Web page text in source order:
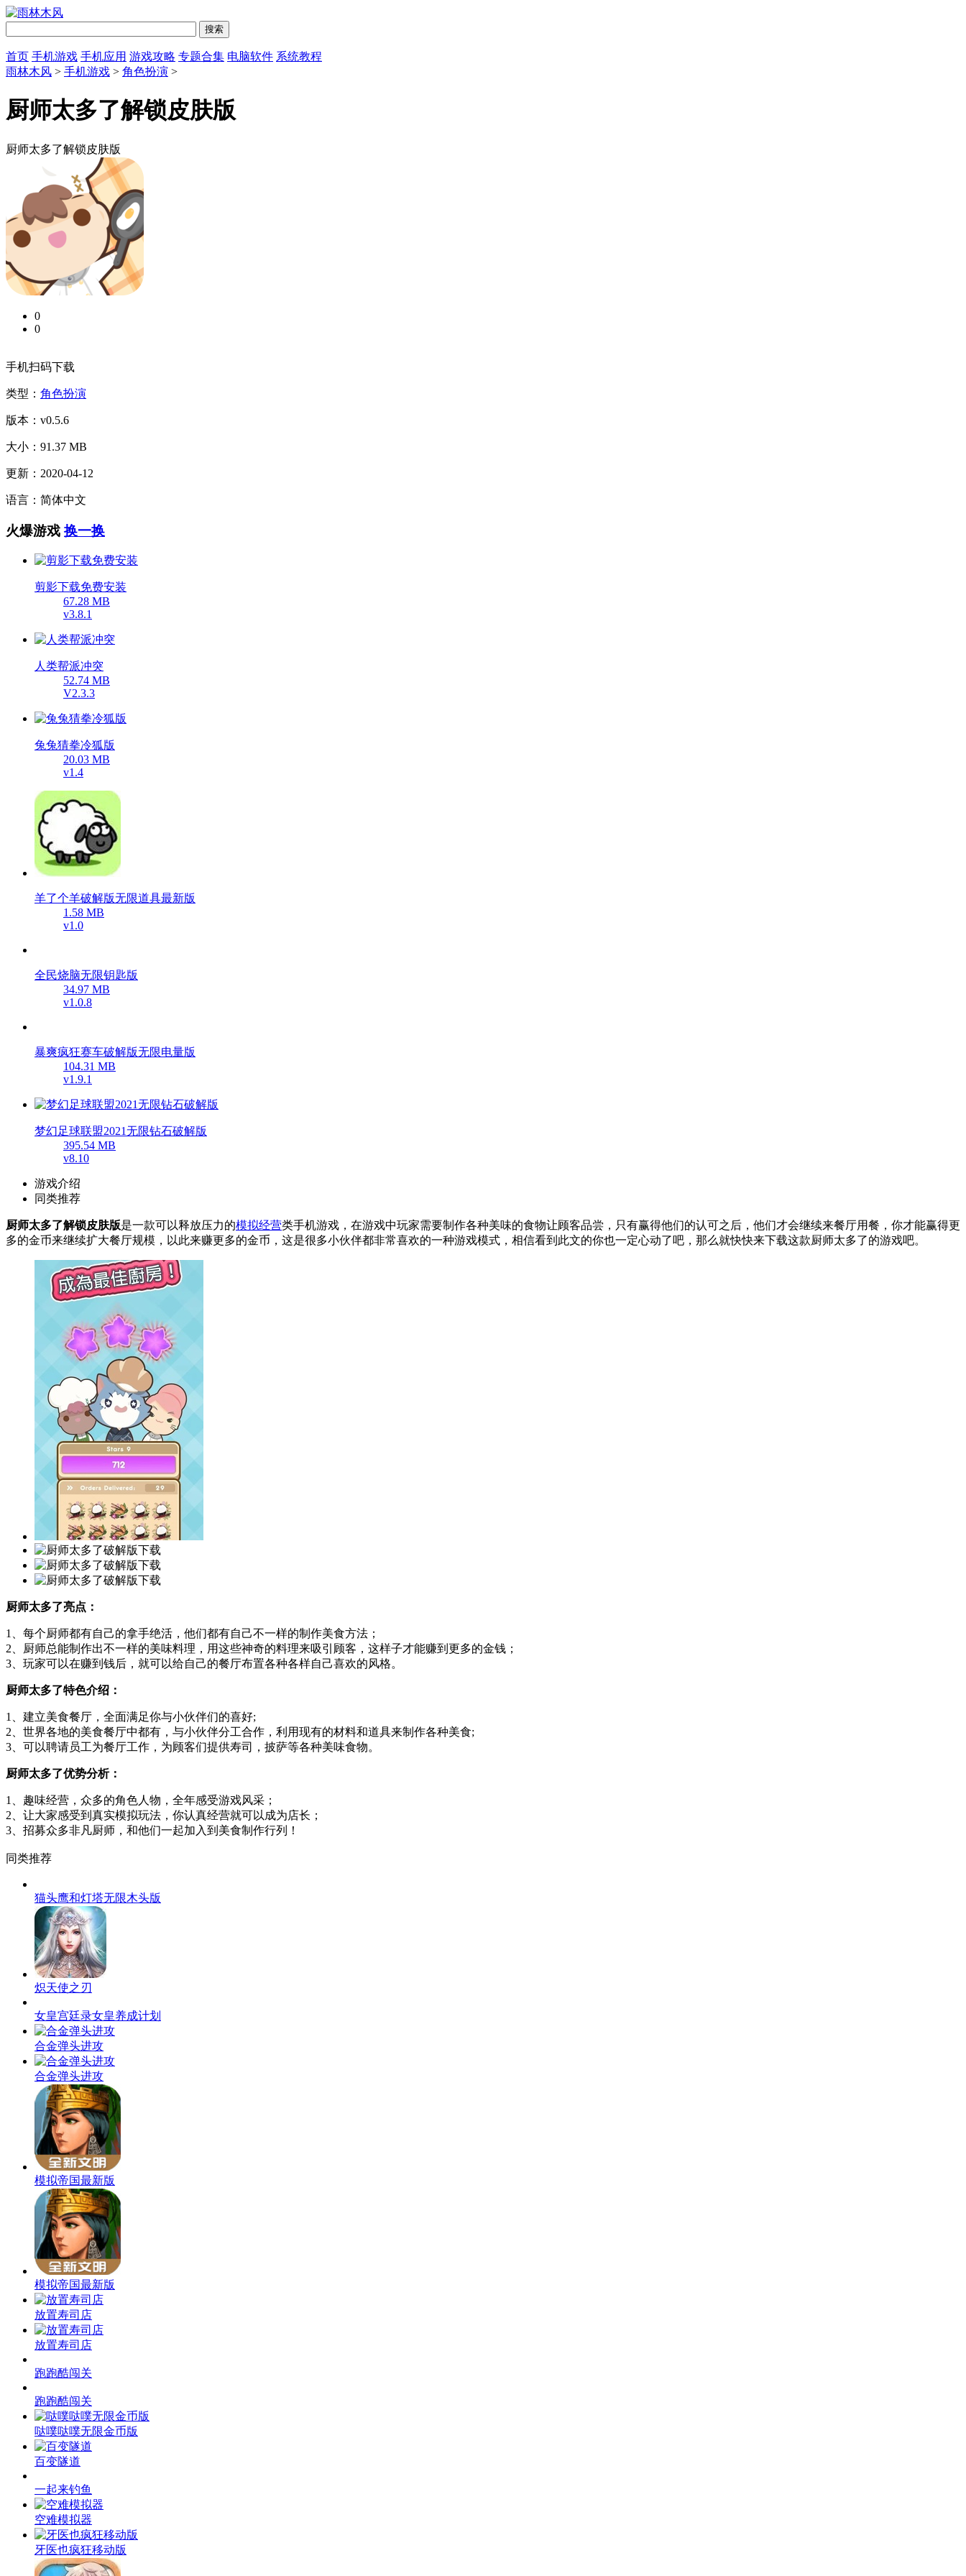
首页 手机游戏 手机应用 游戏攻略 专题合集 电脑软件 系统教程
雨林木风 > 手机游戏 > 角色扮演 >
厨师太多了解锁皮肤版
厨师太多了解锁皮肤版
0
0
手机扫码下载
类型： 角色扮演
版本：v0.5.6
大小：91.37 MB
更新：2020-04-12
语言：简体中文
火爆游戏 换一换
剪影下载免费安装
67.28 MB
v3.8.1
人类帮派冲突
52.74 MB
V2.3.3
兔兔猜拳冷狐版
20.03 MB
v1.4
羊了个羊破解版无限道具最新版
1.58 MB
v1.0
全民烧脑无限钥匙版
34.97 MB
v1.0.8
104.31 MB
v1.9.1
梦幻足球联盟2021无限钻石破解版
395.54 MB
v8.10
游戏介绍
同类推荐
厨师太多了解锁皮肤版是一款可以释放压力的
多的金币来继续扩大餐厅规模，以此来赚更多的金币，这是很多小伙伴都非常喜欢的一种游戏模式，相信看到此文的你也一定心动了吧，那么就快快来下载这款厨师太多了的游戏吧。
厨师太多了亮点：
1、每个厨师都有自己的拿手绝活，他们都有自己不一样的制作美食方法；
2、厨师总能制作出不一样的美味料理，用这些神奇的料理来吸引顾客，这样子才能赚到更多的金钱；
3、玩家可以在赚到钱后，就可以给自己的餐厅布置各种各样自己喜欢的风格。
厨师太多了特色介绍：
1、建立美食餐厅，全面满足你与小伙伴们的喜好;
2、世界各地的美食餐厅中都有，与小伙伴分工合作，利用现有的材料和道具来制作各种美食;
3、可以聘请员工为餐厅工作，为顾客们提供寿司，披萨等各种美味食物。
厨师太多了优势分析：
1、趣味经营，众多的角色人物，全年感受游戏风采；
2、让大家感受到真实模拟玩法，你认真经营就可以成为店长；
3、招募众多非凡厨师，和他们一起加入到美食制作行列！
同类推荐
猫头鹰和灯塔无限木头版
炽天使之刃
女皇宫廷录女皇养成计划
合金弹头进攻
合金弹头进攻
模拟帝国最新版
模拟帝国最新版
放置寿司店
放置寿司店
跑跑酷闯关
跑跑酷闯关
哒噗哒噗无限金币版